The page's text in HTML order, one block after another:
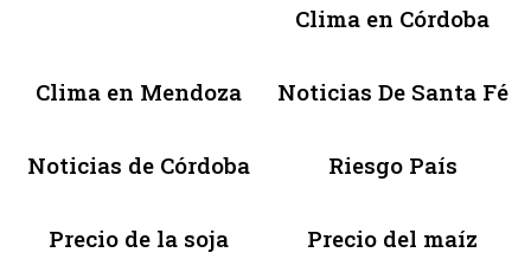
Clima en Córdoba
Clima en Mendoza Noticias De Santa Fé
Noticias de Córdoba Riesgo País
Precio de la soja Precio del maíz